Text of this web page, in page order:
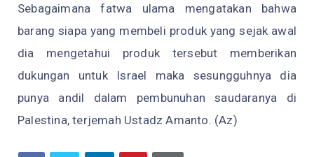
Sebagaimana fatwa ulama mengatakan bahwa
barang siapa yang membeli produk yang sejak awal
dia mengetahui produk tersebut memberikan
dukungan untuk Israel maka sesungguhnya dia
punya andil dalam pembunuhan saudaranya di
Palestina, terjemah Ustadz Amanto. (Az)